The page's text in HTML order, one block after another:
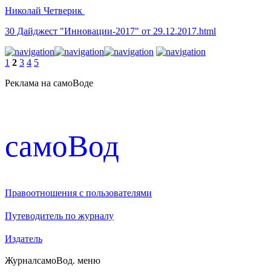
Николай Четверик
30 Дайджест "Инновации-2017" от 29.12.2017.html
1 2 3 4 5
Реклама на самоВоде
cамоВод
Правоотношения с пользователями
Путеводитель по журналу
Издатель
ЖурналсамоВод. меню